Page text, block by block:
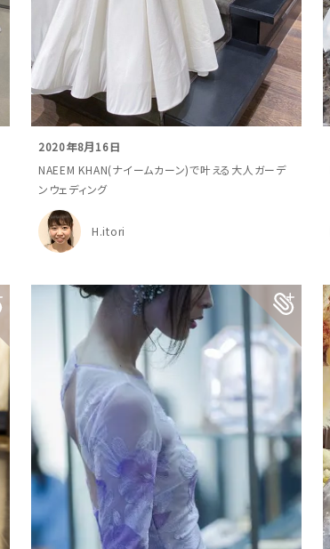
2020年8月16日
NAEEM KHAN(ナイームカーン)で叶える大人ガーデ
ンウェディング
H.itori